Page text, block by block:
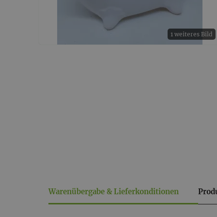
1 weiteres Bild
Warenübergabe & Lieferkonditionen